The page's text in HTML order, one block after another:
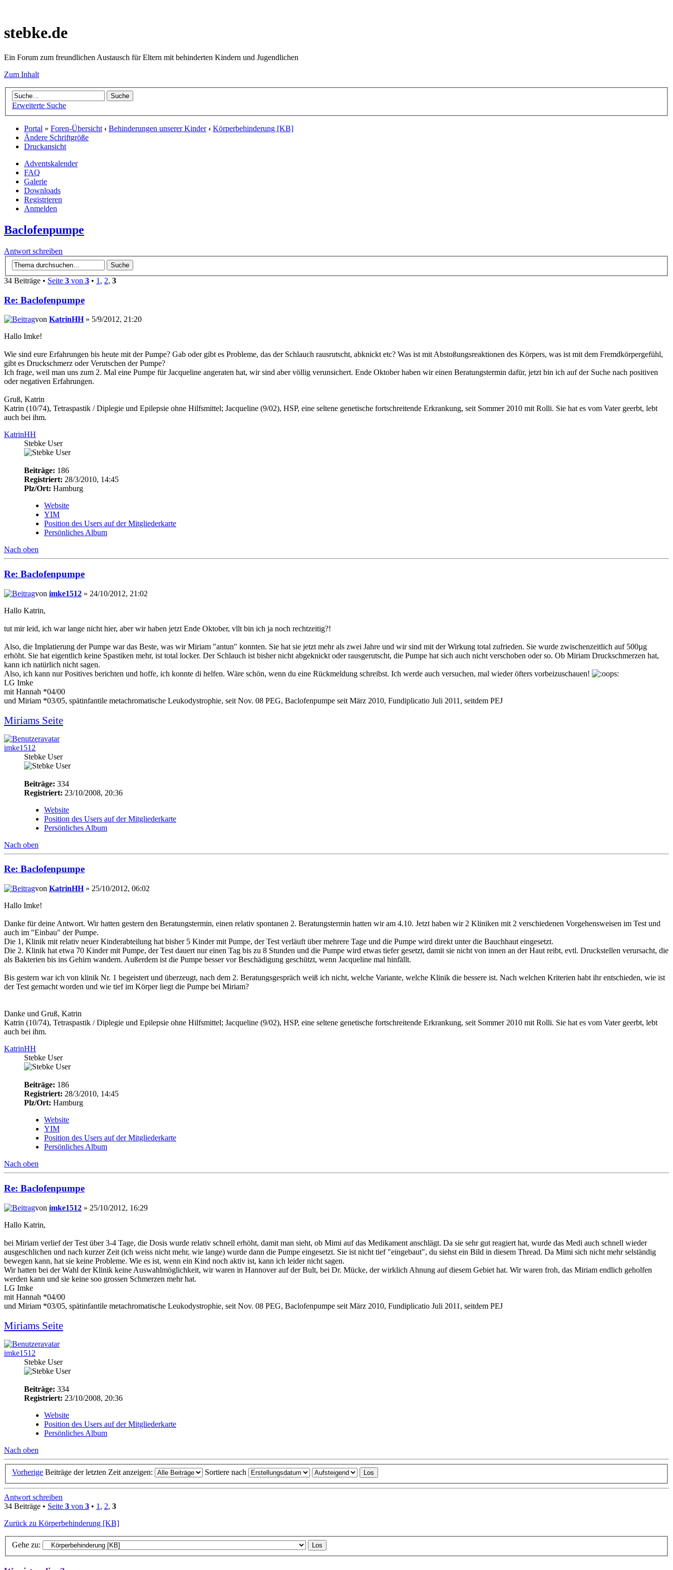
stebke.de
Ein Forum zum freundlichen Austausch für Eltern mit behinderten Kindern und Jugendlichen
Zum Inhalt
Erweiterte Suche
Portal » Foren-Übersicht ‹ Behinderungen unserer Kinder ‹ Körperbehinderung [KB]
Ändere Schriftgröße
Druckansicht
Adventskalender
FAQ
Galerie
Downloads
Registrieren
Anmelden
Baclofenpumpe
Antwort schreiben
34 Beiträge • Seite 3 von 3 • 1 , 2, 3
Re: Baclofenpumpe
von KatrinHH» 5/9/2012, 21:20
Hallo Imke!
Wie sind eure Erfahrungen bis heute mit der Pumpe? Gab oder gibt es Probleme, das der Schlauch rausrutscht, abknickt etc? Was ist mit Abstoßungsreaktionen des Körpers, was ist mit dem Fremdkörpergefühl,
gibt es Druckschmerz oder Verutschen der Pumpe?
Ich frage, weil man uns zum 2. Mal eine Pumpe für Jacqueline angeraten hat, wir sind aber völlig verunsichert. Ende Oktober haben wir einen Beratungstermin dafür, jetzt bin ich auf der Suche nach positiven
oder negativen Erfahrungen.
Gruß, Katrin
Katrin (10/74), Tetraspastik / Diplegie und Epilepsie ohne Hilfsmittel; Jacqueline (9/02), HSP, eine seltene genetische fortschreitende Erkrankung, seit Sommer 2010 mit Rolli. Sie hat es vom Vater geerbt, lebt
auch bei ihm.
KatrinHH
Stebke User
Beiträge: 186
Registriert: 28/3/2010, 14:45
Plz/Ort: Hamburg
Website
YIM
Position des Users auf der Mitgliederkarte
Persönliches Album
Nach oben
Re: Baclofenpumpe
von imke1512 » 24/10/2012, 21:02
Hallo Katrin,
tut mir leid, ich war lange nicht hier, aber wir haben jetzt Ende Oktober, vllt bin ich ja noch rechtzeitig?!
Also, die Implatierung der Pumpe war das Beste, was wir Miriam "antun" konnten. Sie hat sie jetzt mehr als zwei Jahre und wir sind mit der Wirkung total zufrieden. Sie wurde zwischenzeitlich auf 500µg
erhöht. Sie hat eigentlich keine Spastiken mehr, ist total locker. Der Schlauch ist bisher nicht abgeknickt oder rausgerutscht, die Pumpe hat sich auch nicht verschoben oder so. Ob Miriam Druckschmerzen hat,
kann ich natürlich nicht sagen.
Also, ich kann nur Positives berichten und hoffe, ich konnte di helfen. Wäre schön, wenn du eine Rückmeldung schreibst. Ich werde auch versuchen, mal wieder öfters vorbeizuschauen!
LG Imke
mit Hannah *04/00
und Miriam *03/05, spätinfantile metachromatische Leukodystrophie, seit Nov. 08 PEG, Baclofenpumpe seit März 2010, Fundiplicatio Juli 2011, seitdem PEJ
Miriams Seite
imke1512
Stebke User
Beiträge: 334
Registriert: 23/10/2008, 20:36
Website
Position des Users auf der Mitgliederkarte
Persönliches Album
Nach oben
Re: Baclofenpumpe
von KatrinHH» 25/10/2012, 06:02
Hallo Imke!
Danke für deine Antwort. Wir hatten gestern den Beratungstermin, einen relativ spontanen 2. Beratungstermin hatten wir am 4.10. Jetzt haben wir 2 Kliniken mit 2 verschiedenen Vorgehensweisen im Test und
auch im "Einbau" der Pumpe.
Die 1, Klinik mit relativ neuer Kinderabteilung hat bisher 5 Kinder mit Pumpe, der Test verläuft über mehrere Tage und die Pumpe wird direkt unter die Bauchhaut eingesetzt.
Die 2. Klinik hat etwa 70 Kinder mit Pumpe, der Test dauert nur einen Tag bis zu 8 Stunden und die Pumpe wird etwas tiefer gesetzt, damit sie nicht von innen an der Haut reibt, evtl. Druckstellen verursacht, die
als Bakterien bis ins Gehirn wandern. Außerdem ist die Pumpe besser vor Beschädigung geschützt, wenn Jacqueline mal hinfällt.
Bis gestern war ich von klinik Nr. 1 begeistert und überzeugt, nach dem 2. Beratungsgespräch weiß ich nicht, welche Variante, welche Klinik die bessere ist. Nach welchen Kriterien habt ihr entschieden, wie ist
der Test gemacht worden und wie tief im Körper liegt die Pumpe bei Miriam?
Danke und Gruß, Katrin
Katrin (10/74), Tetraspastik / Diplegie und Epilepsie ohne Hilfsmittel; Jacqueline (9/02), HSP, eine seltene genetische fortschreitende Erkrankung, seit Sommer 2010 mit Rolli. Sie hat es vom Vater geerbt, lebt
auch bei ihm.
KatrinHH
Stebke User
Beiträge: 186
Registriert: 28/3/2010, 14:45
Plz/Ort: Hamburg
Website
YIM
Position des Users auf der Mitgliederkarte
Persönliches Album
Nach oben
Re: Baclofenpumpe
von imke1512 » 25/10/2012, 16:29
Hallo Katrin,
bei Miriam verlief der Test über 3-4 Tage, die Dosis wurde relativ schnell erhöht, damit man sieht, ob Mimi auf das Medikament anschlägt. Da sie sehr gut reagiert hat, wurde das Medi auch schnell wieder
ausgeschlichen und nach kurzer Zeit (ich weiss nicht mehr, wie lange) wurde dann die Pumpe eingesetzt. Sie ist nicht tief "eingebaut", du siehst ein Bild in diesem Thread. Da Mimi sich nicht mehr selständig
bewegen kann, hat sie keine Probleme. Wie es ist, wenn ein Kind noch aktiv ist, kann ich leider nicht sagen.
Wir hatten bei der Wahl der Klinik keine Auswahlmöglichkeit, wir waren in Hannover auf der Bult, bei Dr. Mücke, der wirklich Ahnung auf diesem Gebiet hat. Wir waren froh, das Miriam endlich geholfen
werden kann und sie keine soo grossen Schmerzen mehr hat.
LG Imke
mit Hannah *04/00
und Miriam *03/05, spätinfantile metachromatische Leukodystrophie, seit Nov. 08 PEG, Baclofenpumpe seit März 2010, Fundiplicatio Juli 2011, seitdem PEJ
Miriams Seite
imke1512
Stebke User
Beiträge: 334
Registriert: 23/10/2008, 20:36
Website
Position des Users auf der Mitgliederkarte
Persönliches Album
Nach oben
Vorherige Beiträge der letzten Zeit anzeigen: Sortiere nach
Antwort schreiben
34 Beiträge • Seite 3 von 3 • 1 , 2, 3
Zurück zu Körperbehinderung [KB]
Gehe zu: